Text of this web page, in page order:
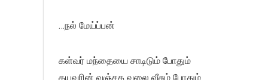
…நல் மேய்ப்பன்
கள்வர் மந்தையை சாடிடும் போதும்
கயவரின் வஞ்சக வலை வீசும் போதும்